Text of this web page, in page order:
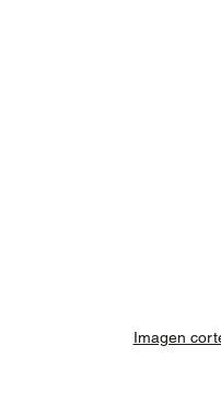
Imagen